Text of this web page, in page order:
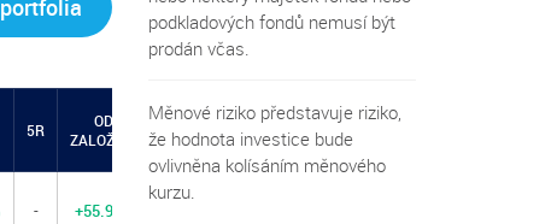
5R
OD
ZALOŽENÍ
- +55.97%
podkladových fondů nemusí být
prodán včas.
Měnové riziko představuje riziko,
že hodnota investice bude
ovlivněna kolísáním měnového
kurzu.